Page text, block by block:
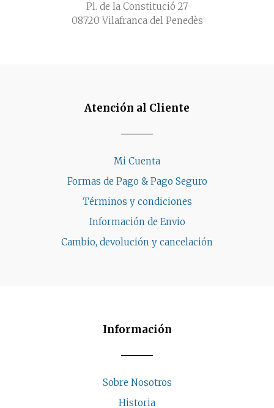
Pl. de la Constitució 27
08720 Vilafranca del Penedès
Atención al Cliente
Mi Cuenta
Formas de Pago & Pago Seguro
Términos y condiciones
Información de Envio
Cambio, devolución y cancelación
Información
Sobre Nosotros
Historia